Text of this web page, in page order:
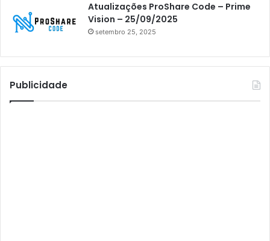
Athomics Inspire Qi Lite
Athomics S3
Athomics T3
Atto
AttoNet
Atualizações ProShare Code – Prime
Vision – 25/09/2025
setembro 25, 2025
Publicidade